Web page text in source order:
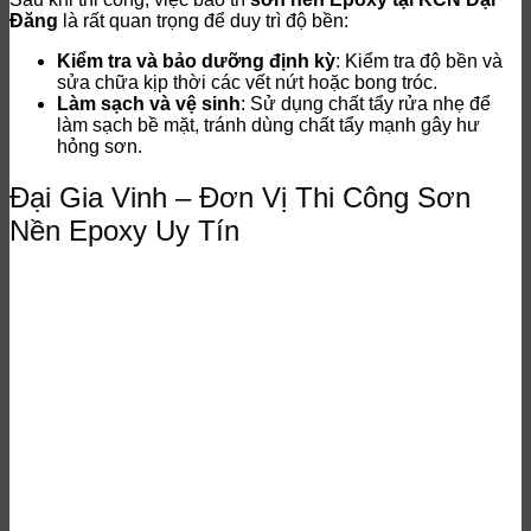
Đăng là rất quan trọng để duy trì độ bền:
Kiểm tra và bảo dưỡng định kỳ: Kiểm tra độ bền và
sửa chữa kịp thời các vết nứt hoặc bong tróc.
Làm sạch và vệ sinh: Sử dụng chất tẩy rửa nhẹ để
làm sạch bề mặt, tránh dùng chất tẩy mạnh gây hư
hỏng sơn.
Đại Gia Vinh – Đơn Vị Thi Công Sơn
Nền Epoxy Uy Tín